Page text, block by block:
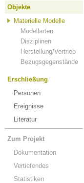
Objekte
Materielle Modelle
Modellarten
Disziplinen
Herstellung/Vertrieb
Bezugsgegenstände
Erschließung
Personen
Ereignisse
Literatur
Zum Projekt
Dokumentation
Vertiefendes
Statistiken